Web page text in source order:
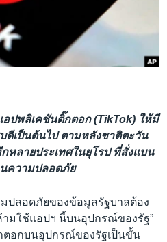
ปพลิเคชันติ๊กตอก (TikTok) ให้มี
เป็นต้นไป ตามหลังชาติตะวัน
หลายประเทศในยุโรป ที่สั่งแบน
นความปลอดภัย
มปลอดภัยของข้อมูลรัฐบาลต้อง
มใช้แอปฯ นี้บนอุปกรณ์ของรัฐ”
ตอกบนอุปกรณ์ของรัฐเป็นขั้น